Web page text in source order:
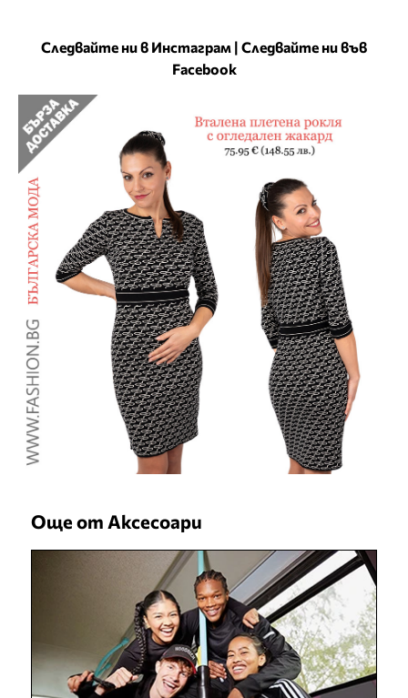
Следвайте ни в Инстаграм | Следвайте ни във
Facebook
Още от Аксесоари